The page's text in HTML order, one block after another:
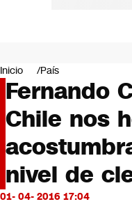
Negocios
Deportes
Programas completos
Cultura
Servicios
Bits
CNN tiempo
Futuro 360
Inicio País
Fernando
Chile nos
nivel de
01- 04- 2016 17:04